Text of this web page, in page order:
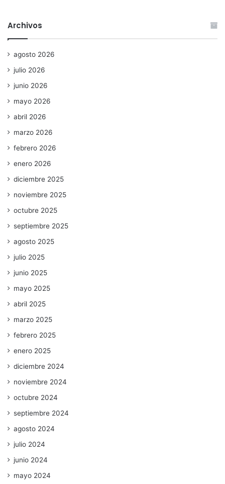
Archivos
agosto 2026
julio 2026
junio 2026
mayo 2026
abril 2026
marzo 2026
febrero 2026
enero 2026
diciembre 2025
noviembre 2025
octubre 2025
septiembre 2025
agosto 2025
julio 2025
junio 2025
mayo 2025
abril 2025
marzo 2025
febrero 2025
enero 2025
diciembre 2024
noviembre 2024
octubre 2024
septiembre 2024
agosto 2024
julio 2024
junio 2024
mayo 2024